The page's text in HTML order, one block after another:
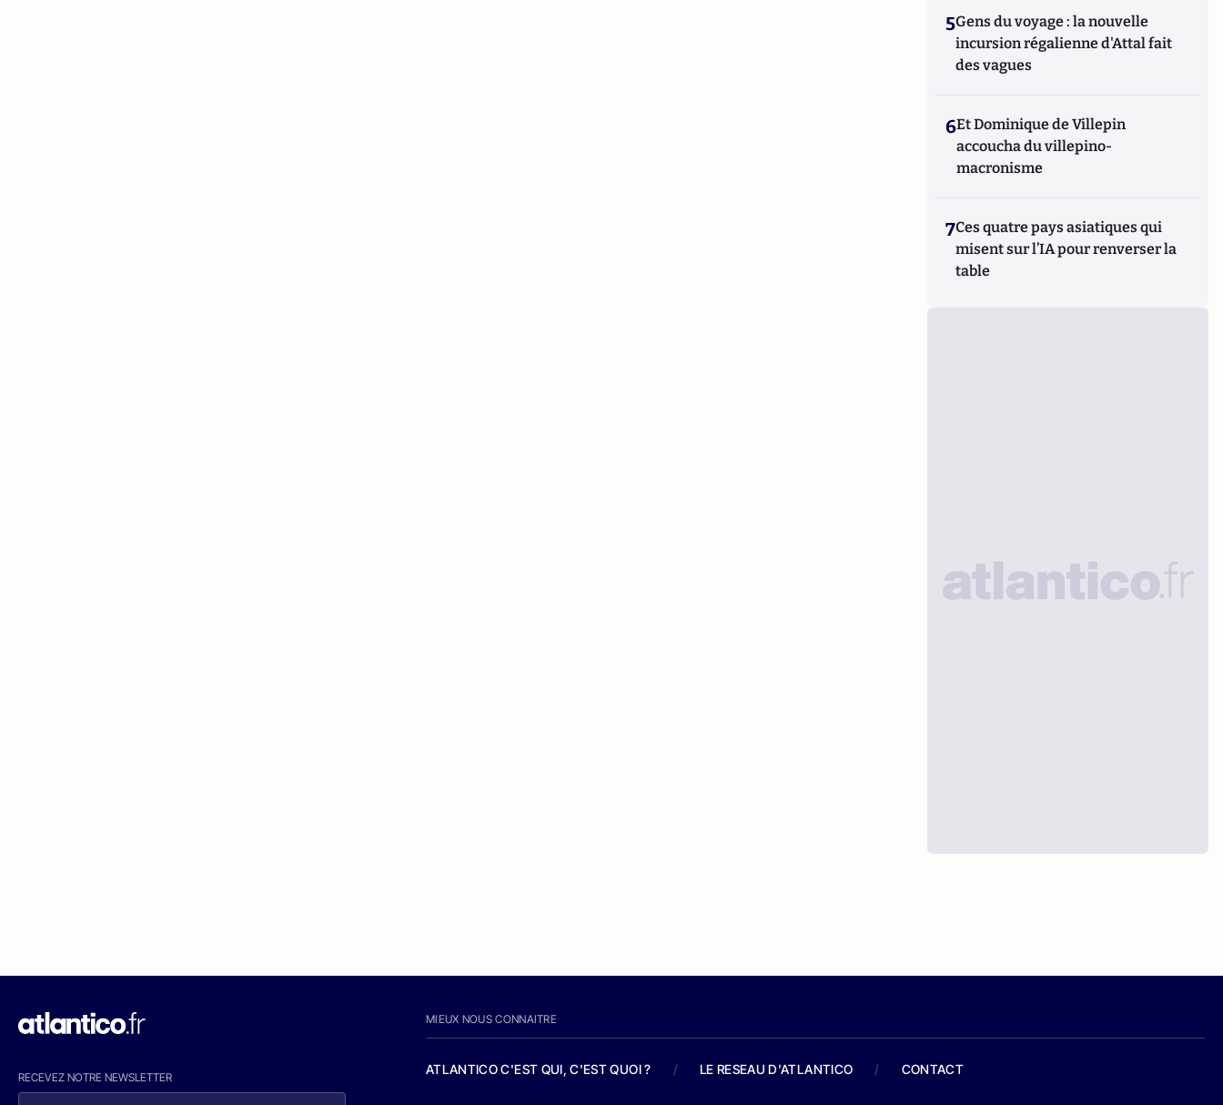
5Gens du voyage : la nouvelle
incursion régalienne d'Attal fait
des vagues
6Et Dominique de Villepin
accoucha du villepino-
macronisme
7Ces quatre pays asiatiques qui
misent sur l’IA pour renverser la
table
RECEVEZ NOTRE NEWSLETTER
MIEUX NOUS CONNAITRE
ATLANTICO C'EST QUI, C'EST QUOI ? / LE RESEAU D'ATLANTICO / CONTACT